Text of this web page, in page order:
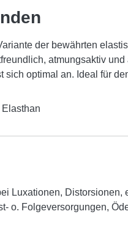
der bewährten
atmungsaktiv
sich optimal an. Ideal für
Luxationen, Distorsionen,
o. Folgeversorgungen,